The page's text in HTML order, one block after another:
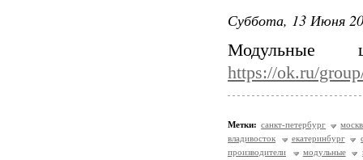
Суббота, 13 Июня
https://ok.ru/
Метки: санкт-петербург
владивосток
екатеринбург
производители
модульные